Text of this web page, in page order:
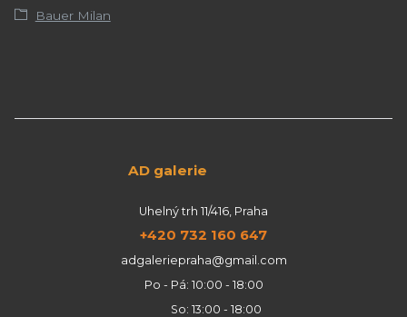
Bauer Milan
AD galerie
Uhelný trh 11/416, Praha
+420 732 160 647
adgaleriepraha@gmail.com
Po - Pá: 10:00 - 18:00
So: 13:00 - 18:00